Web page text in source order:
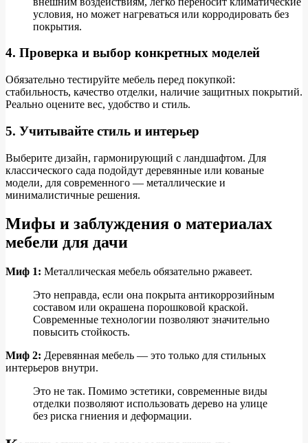
условия, но может нагреваться или корродировать без
покрытия.
4. Проверка и выбор конкретных моделей
Обязательно тестируйте мебель перед покупкой:
стабильность, качество отделки, наличие защитных покрытий.
Реально оцените вес, удобство и стиль.
5. Учитывайте стиль и интерьер
Выберите дизайн, гармонирующий с ландшафтом. Для
классического сада подойдут деревянные или кованые
модели, для современного — металлические и
минималистичные решения.
Мифы и заблуждения о материалах
мебели для дачи
Миф 1: Металлическая мебель обязательно ржавеет.
Это неправда, если она покрыта антикоррозийным
составом или окрашена порошковой краской.
Современные технологии позволяют значительно
повысить стойкость.
Миф 2: Деревянная мебель — это только для стильных
интерьеров внутри.
Это не так. Помимо эстетики, современные виды
отделки позволяют использовать дерево на улице
без риска гниения и деформации.